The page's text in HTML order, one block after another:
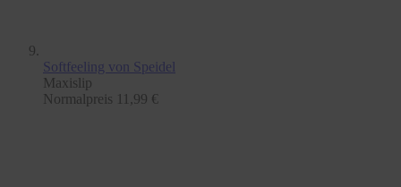
Softfeeling von Speidel
Maxislip
Normalpreis 11,99 €